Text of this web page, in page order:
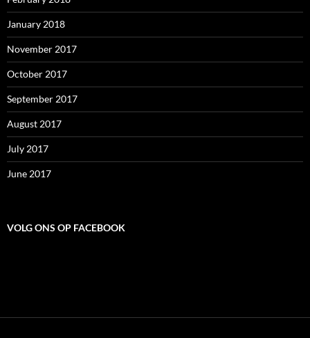
January 2018
November 2017
October 2017
September 2017
August 2017
July 2017
June 2017
VOLG ONS OP FACEBOOK